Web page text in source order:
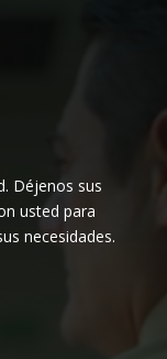
Déjenos sus
usted para
necesidades.